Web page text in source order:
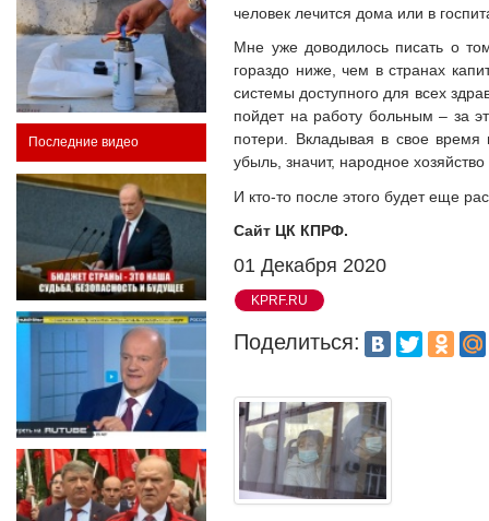
Последние видео
человек лечится дома или в
Мне уже доводилось писать о
гораздо ниже, чем в странах
системы доступного для всех
пойдет на работу больным – за
потери. Вкладывая в свое
убыль, значит, народное
И кто-то после этого будет еще
Сайт ЦК КПРФ.
01 Декабря 2020
KPRF.RU
Поделиться: